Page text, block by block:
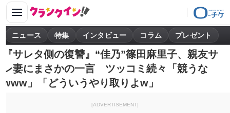
ニュース 特集 インタビュー コラム プレゼント
『サレタ側の復讐』“佳乃”篠田麻里子、親友サ
レ妻にまさかの一言 ツッコミ続々「競うな
www」「どういうやり取りよw」
[ADVERTISEMENT]